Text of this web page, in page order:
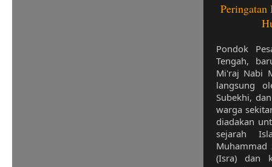
Pondok
Tengah,
Mi'raj Nabi
langsung
Subekhi,
warga
diadakan
sejarah
Muhammad
(Isra) dan